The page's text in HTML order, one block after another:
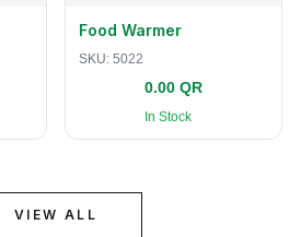
Food Warmer
SKU: 5022
0.00 QR
In Stock
VIEW ALL